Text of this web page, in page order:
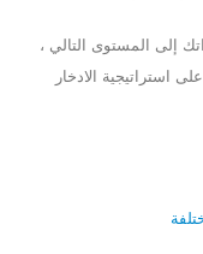
إلى المستوى التالي ،
استراتيجية الادخار